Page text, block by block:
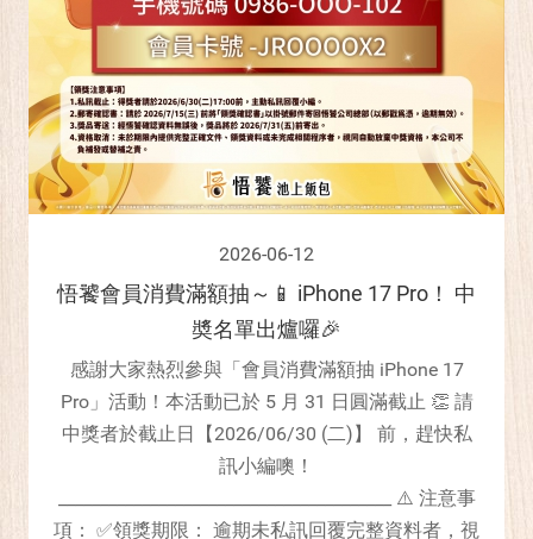
2026-06-12
悟饕會員消費滿額抽～📱 iPhone 17 Pro！ 中
奬名單出爐囉🎉
感謝大家熱烈參與「會員消費滿額抽 iPhone 17
Pro」活動！本活動已於 5 月 31 日圓滿截止 👏 請
中獎者於截止日【2026/06/30 (二)】 前，趕快私
訊小編噢！
________________________________________ ⚠️ 注意事
項： ✅領獎期限： 逾期未私訊回覆完整資料者，視